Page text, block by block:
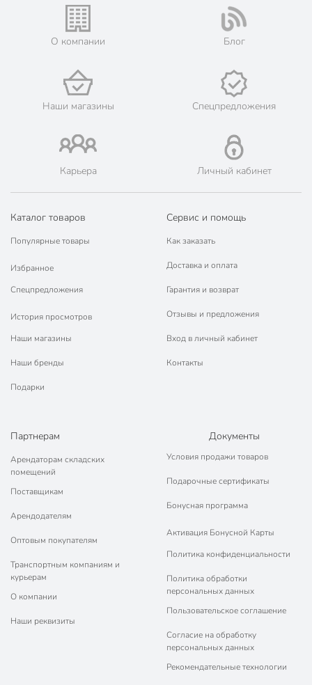
Можно мыть в посудомоечной
посудомоечной
машины
белый
современный
Особенности
в подарочной
упаковке
машины
цветочно-
растительный
Артикул производителя
358-2222
Модель
Лимонное дерево
Вес в упаковке
2.3 кг
Габариты упаковки
16 x 15 x 32 см
О компании Блог
Наши магазины Спецпредложения
Карьера Личный кабинет
Каталог товаров
Популярные товары
Избранное
Спецпредложения
История просмотров
Наши магазины
Наши бренды
Подарки
Сервис и помощь
Как заказать
Доставка и оплата
Гарантия и возврат
Отзывы и предложения
Вход в личный кабинет
Контакты
Партнерам
Арендаторам складских
помещений
Поставщикам
Арендодателям
Оптовым покупателям
Транспортным компаниям и
курьерам
О компании
Наши реквизиты
Документы
Условия продажи товаров
Подарочные сертификаты
Бонусная программа
Активация Бонусной Карты
Политика конфиденциальности
Политика обработки
персональных данных
Пользовательское соглашение
Согласие на обработку
персональных данных
Рекомендательные технологии